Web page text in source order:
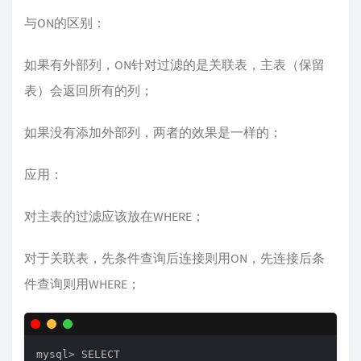
与ON的区别：
如果有外部列，ON针对过滤的是关联表，主表（保留
表）会返回所有的列；
如果没有添加外部列，两者的效果是一样的；
应用：
对主表的过滤应该放在WHERE；
对于关联表，先条件查询后连接则用ON，先连接后条
件查询则用WHERE；
mysql> SELECT